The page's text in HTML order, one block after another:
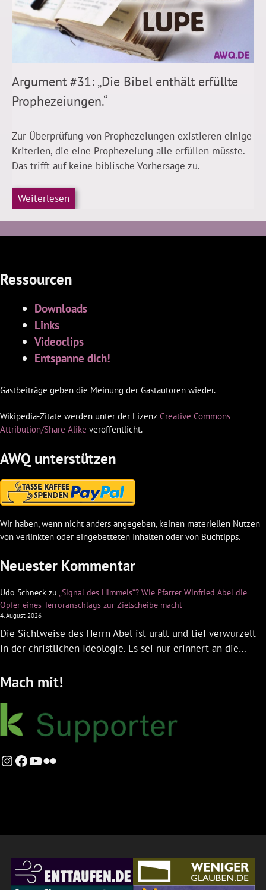
Argument #31: „Die Bibel enthält erfüllte
Prophezeiungen.“
Zur Überprüfung von Prophezeiungen existieren einige
Kriterien, die eine Prophezeiung alle erfüllen müsste.
Das trifft auf keine biblische Vorhersage zu.
Weiterlesen
Ressourcen
Downloads
Links
Videoclips
Entspanne dich!
Gastbeiträge geben die Meinung der Gastautoren wieder.
Wikipedia-Zitate werden unter der Lizenz Creative Commons
Attribution/Share Alike veröffentlicht.
AWQ unterstützen
Wir haben, wenn nicht anders angegeben, keinen materiellen Nutzen
von verlinkten oder eingebetteten Inhalten oder von Buchtipps.
Neuester Kommentar
Udo Schneck zu „Signal des Himmels“? Wie Pfarrer Winfried Abel die
Opfer eines Terroranschlags zur Zielscheibe macht
4. August 2026
Die Sichtweise des Herrn Abel ist uralt und tief verwurzelt
in der christlichen Ideologie. Es sei nur erinnert an die…
Mach mit!
Instagram
Facebook
YouTube
Flickr